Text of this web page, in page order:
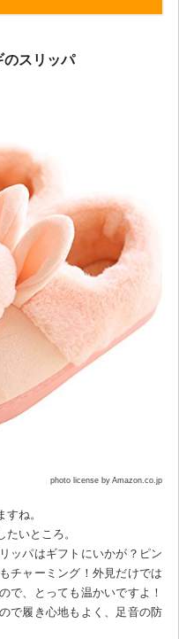
のスリッパ
photo license by Amazon.co.jp
ね。
いところ。
ッパはギフトにいかが？ピン
チャーミング！外見だけでは
で、とっても温かいですよ！
で履き心地もよく、足音の防